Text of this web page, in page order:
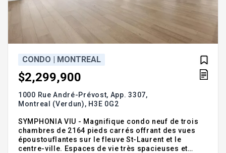
CONDO | MONTREAL
$2,299,900
1000 Rue André-Prévost, App. 3307,
Montreal (Verdun), H3E 0G2
SYMPHONIA VIU - Magnifique condo neuf de trois
chambres de 2164 pieds carrés offrant des vues
époustouflantes sur le fleuve St-Laurent et le
centre-ville. Espaces de vie très spacieuses et